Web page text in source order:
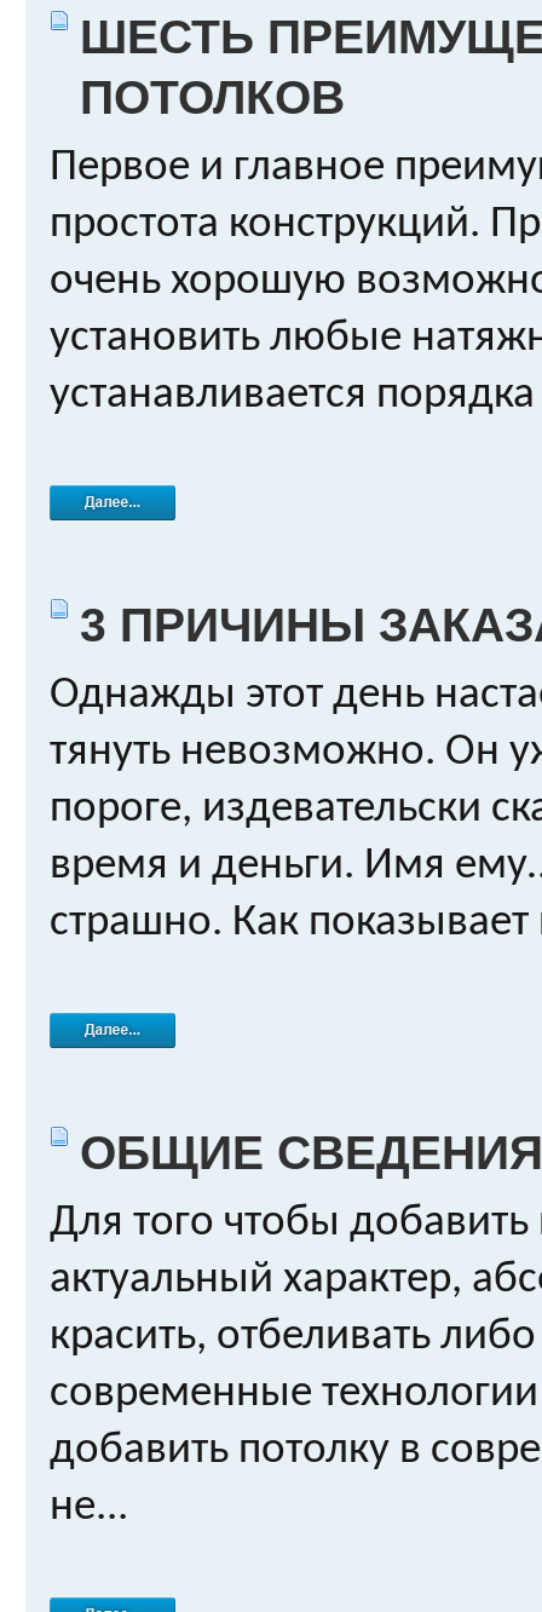
ШЕСТЬ
ПОТОЛКОВ
Первое и главное
простота конструкций.
очень хорошую
установить любые
устанавливается
3 ПРИЧИНЫ
Однажды этот день
тянуть невозможно. Он
пороге, издевательски
время и деньги. Имя
страшно. Как показывает
ОБЩИЕ
Для того чтобы
актуальный характер,
красить, отбеливать
современные
добавить потолку в
не...